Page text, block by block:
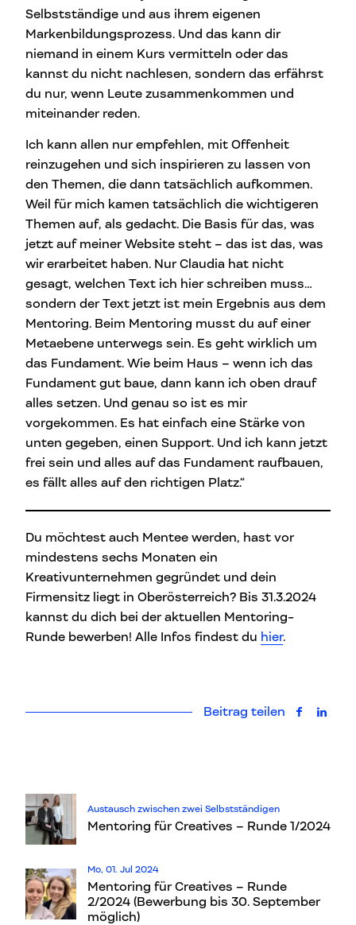
Austausch zwischen zwei Selbstständigen
Mentoring für Creatives – Runde 1/2024
Mo, 01. Jul 2024
Mentoring für Creatives – Runde
2/2024 (Bewerbung bis 30. September
möglich)
Selbstständige und aus ihrem eigenen
Markenbildungsprozess. Und das kann dir
niemand in einem Kurs vermitteln oder das
kannst du nicht nachlesen, sondern das erfährst
du nur, wenn Leute zusammenkommen und
miteinander reden.
Ich kann allen nur empfehlen, mit Offenheit
reinzugehen und sich inspirieren zu lassen von
den Themen, die dann tatsächlich aufkommen.
Weil für mich kamen tatsächlich die wichtigeren
Themen auf, als gedacht. Die Basis für das, was
jetzt auf meiner Website steht – das ist das, was
wir erarbeitet haben. Nur Claudia hat nicht
gesagt, welchen Text ich hier schreiben muss…
sondern der Text jetzt ist mein Ergebnis aus dem
Mentoring. Beim Mentoring musst du auf einer
Metaebene unterwegs sein. Es geht wirklich um
das Fundament. Wie beim Haus – wenn ich das
Fundament gut baue, dann kann ich oben drauf
alles setzen. Und genau so ist es mir
vorgekommen. Es hat einfach eine Stärke von
unten gegeben, einen Support. Und ich kann jetzt
frei sein und alles auf das Fundament raufbauen,
es fällt alles auf den richtigen Platz.“
Du möchtest auch Mentee werden, hast vor
mindestens sechs Monaten ein
Kreativunternehmen gegründet und dein
Firmensitz liegt in Oberösterreich? Bis 31.3.2024
kannst du dich bei der aktuellen Mentoring-
Runde bewerben! Alle Infos findest du hier.
Beitrag teilen auf auf